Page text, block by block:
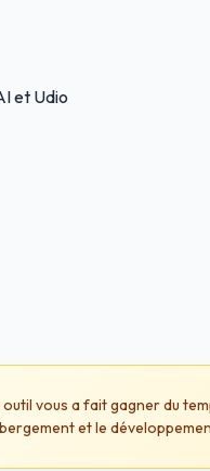
et Udio
outil vous a fait gagner du
et le